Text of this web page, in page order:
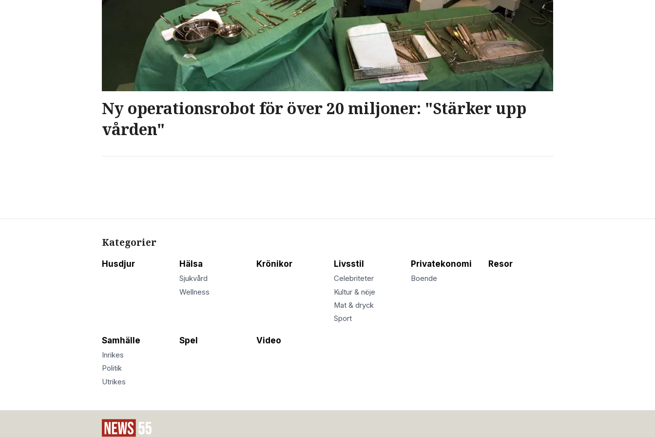
Ny operationsrobot för över 20 miljoner: "Stärker upp
vården"
Kategorier
Husdjur Hälsa
Sjukvård
Wellness
Krönikor Livsstil
Celebriteter
Kultur & nöje
Mat & dryck
Sport
Privatekonomi
Boende
Resor
Samhälle
Inrikes
Politik
Utrikes
Spel Video